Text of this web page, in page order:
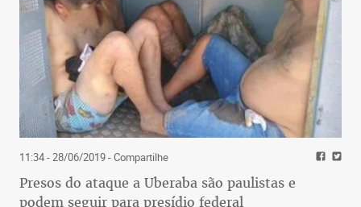
11:34 - 28/06/2019- Compartilhe
Presos do ataque a Uberaba são paulistas e
podem seguir para presídio federal